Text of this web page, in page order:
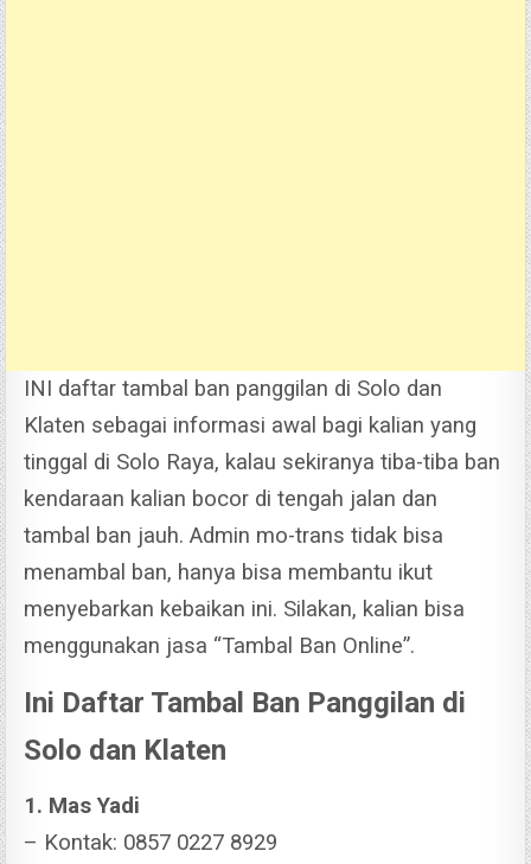
INI daftar tambal ban panggilan di Solo dan
Klaten sebagai informasi awal bagi kalian yang
tinggal di Solo Raya, kalau sekiranya tiba-tiba ban
kendaraan kalian bocor di tengah jalan dan
tambal ban jauh. Admin mo-trans tidak bisa
menambal ban, hanya bisa membantu ikut
menyebarkan kebaikan ini. Silakan, kalian bisa
menggunakan jasa “Tambal Ban Online”.
Ini Daftar Tambal Ban Panggilan di
Solo dan Klaten
1. Mas Yadi
– Kontak: 0857 0227 8929